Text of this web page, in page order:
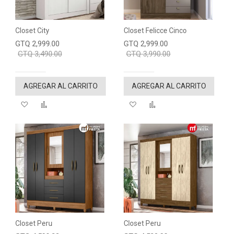
Closet City
GTQ 2,999.00
GTQ 3,490.00
AGREGAR AL CARRITO
Agregar a mi lista de deseos
Closet Felicce Cinco
GTQ 2,999.00
GTQ 3,990.00
AGREGAR AL CARRITO
Agregar a mi lista de
Closet Peru Closet Peru